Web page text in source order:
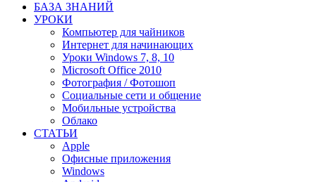
БАЗА ЗНАНИЙ
УРОКИ
Компьютер для чайников
Интернет для начинающих
Уроки Windows 7, 8, 10
Microsoft Office 2010
Фотография / Фотошоп
Социальные сети и общение
Мобильные устройства
Облако
СТАТЬИ
Apple
Офисные приложения
Windows